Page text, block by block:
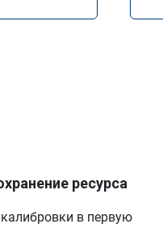
ресурса
в первую